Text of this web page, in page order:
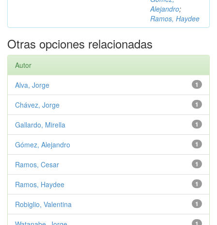
Alejandro;
Ramos, Haydee
Otras opciones relacionadas
Autor
1
Alva, Jorge
1
Chávez, Jorge
1
Gallardo, Mirella
1
Gómez, Alejandro
1
Ramos, Cesar
1
Ramos, Haydee
1
Robiglio, Valentina